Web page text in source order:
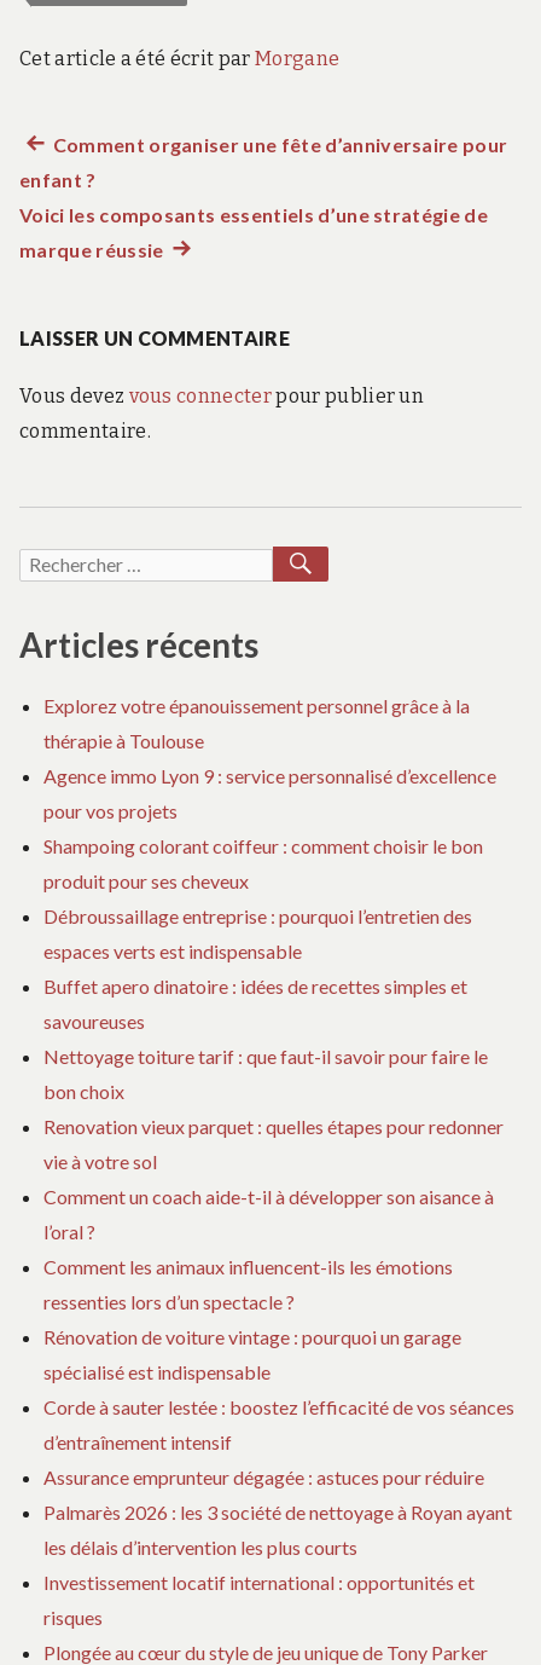
Cet article a été écrit par Morgane
Navigation
de
Article
précédent :
Comment organiser une fête d’anniversaire pour
enfant ?
Voici les composants essentiels d’une stratégie de
marque réussieArticle
LAISSER UN COMMENTAIRE
Vous devez vous connecterpour publier un
commentaire.
Recherche
Articles récents
Explorez votre épanouissement personnel grâce à la
thérapie à Toulouse
Agence immo Lyon 9 : service personnalisé d’excellence
pour vos projets
Shampoing colorant coiffeur : comment choisir le bon
produit pour ses cheveux
Débroussaillage entreprise : pourquoi l’entretien des
espaces verts est indispensable
Buffet apero dinatoire : idées de recettes simples et
savoureuses
Nettoyage toiture tarif : que faut-il savoir pour faire le
bon choix
Renovation vieux parquet : quelles étapes pour redonner
vie à votre sol
Comment un coach aide-t-il à développer son aisance à
l’oral ?
Comment les animaux influencent-ils les émotions
ressenties lors d’un spectacle ?
Rénovation de voiture vintage : pourquoi un garage
spécialisé est indispensable
Corde à sauter lestée : boostez l’efficacité de vos séances
d’entraînement intensif
Assurance emprunteur dégagée : astuces pour réduire
Palmarès 2026 : les 3 société de nettoyage à Royan ayant
les délais d’intervention les plus courts
Investissement locatif international : opportunités et
risques
Plongée au cœur du style de jeu unique de Tony Parker